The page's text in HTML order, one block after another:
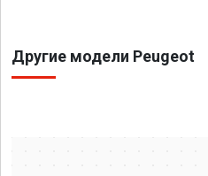
Другие модели Peugeot